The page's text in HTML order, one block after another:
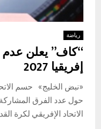
رياضة
“كاف” يعلن
إفريقيا 2027
«نبض الخليج» حسم
الاتحاد الإفريقي لكرة